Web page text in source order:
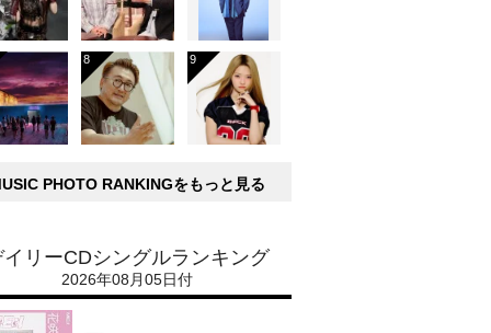
PHOTO RANKINGをもっと見る
イリーCDシングルランキング
2026年08月05日付